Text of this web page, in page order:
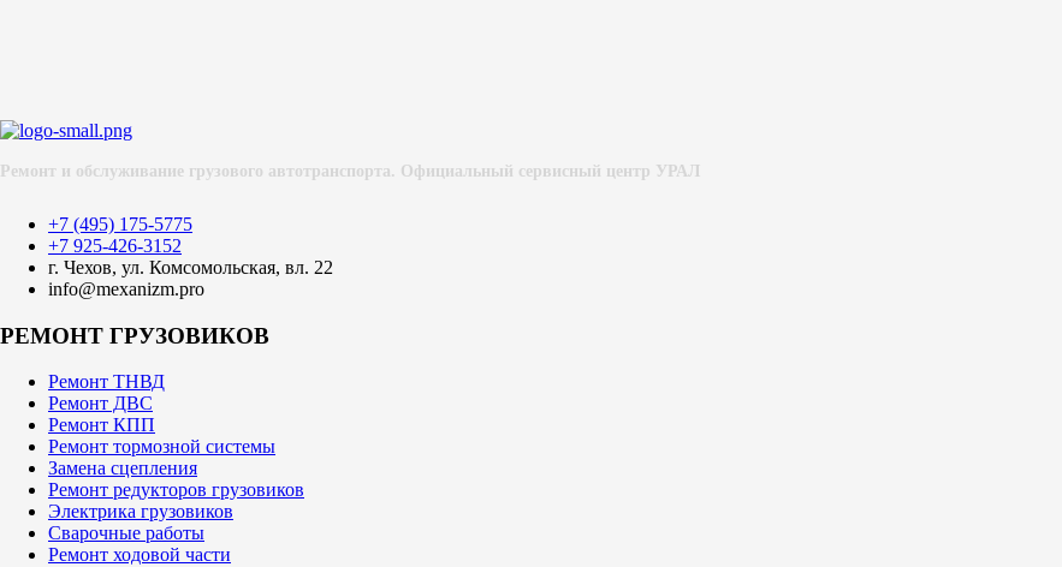
Ремонт и обслуживание грузового автотранспорта. Официальный сервисный центр УРАЛ
+7 (495) 175-5775
+7 925-426-3152
г. Чехов, ул. Комсомольская, вл. 22
info@mexanizm.pro
РЕМОНТ ГРУЗОВИКОВ
Ремонт ТНВД
Ремонт ДВС
Ремонт КПП
Ремонт тормозной системы
Замена сцепления
Ремонт редукторов грузовиков
Электрика грузовиков
Сварочные работы
Ремонт ходовой части